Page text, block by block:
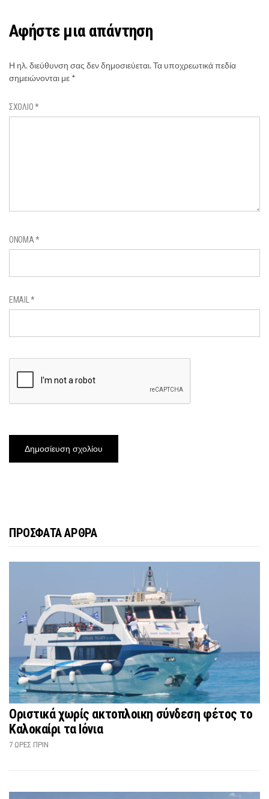
Αφήστε μια απάντηση
Η ηλ. διεύθυνση σας δεν δημοσιεύεται.Τα υποχρεωτικά πεδία
σημειώνονται με *
ΣΧΌΛΙΟ*
ΌΝΟΜΑ*
EMAIL*
ΠΡΟΣΦΑΤΑ ΑΡΘΡΑ
Οριστικά χωρίς ακτοπλοικη σύνδεση φέτος το
Καλοκαίρι τα Ιόνια
7 ΏΡΕΣ ΠΡΙΝ